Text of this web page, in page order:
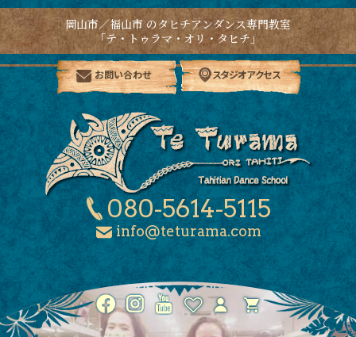
岡山市／福山市 のタヒチアンダンス専門教室
「テ・トゥラマ・オリ・タヒチ」
お問い合わせ スタジオアクセス
080-5614-5115
info@teturama.com